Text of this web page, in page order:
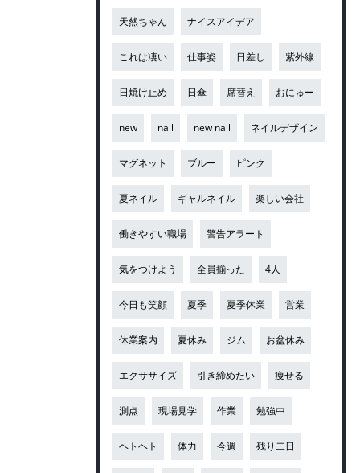
天然ちゃん ナイスアイデア
これは凄い 仕事姿 日差し 紫外線
日焼け止め 日傘 席替え おにゅー
new nail new nail ネイルデザイン
マグネット ブルー ピンク
夏ネイル ギャルネイル 楽しい会社
働きやすい職場 警告アラート
気をつけよう 全員揃った 4人
今日も笑顔 夏季 夏季休業 営業
休業案内 夏休み ジム お盆休み
エクササイズ 引き締めたい 痩せる
測点 現場見学 作業 勉強中
ヘトヘト 体力 今週 残り二日